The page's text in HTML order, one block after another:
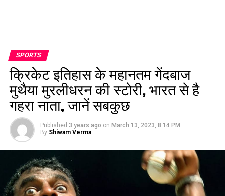
SPORTS
क्रिकेट इतिहास के महानतम गेंदबाज
मुथैया मुरलीधरन की स्टोरी, भारत से है
गहरा नाता, जानें सबकुछ
Published 3 years ago on March 13, 2023, 8:14 PM
By Shiwam Verma